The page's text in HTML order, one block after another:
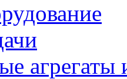
агрегаты